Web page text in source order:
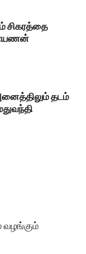
சிகரத்தை
தடம்
வழங்கும்